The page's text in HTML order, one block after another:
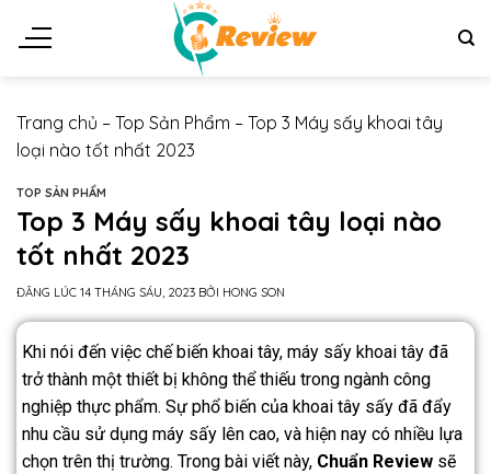
Trang chủ – Top Sản Phẩm – Top 3 Máy sấy khoai tây
loại nào tốt nhất 2023
TOP SẢN PHẨM
Top 3 Máy sấy khoai tây loại nào
tốt nhất 2023
ĐĂNG LÚC 14 THÁNG SÁU, 2023 BỞI HONG SON
Khi nói đến việc chế biến khoai tây, máy sấy khoai tây đã
trở thành một thiết bị không thể thiếu trong ngành công
nghiệp thực phẩm. Sự phổ biến của khoai tây sấy đã đẩy
nhu cầu sử dụng máy sấy lên cao, và hiện nay có nhiều lựa
chọn trên thị trường. Trong bài viết này, Chuẩn Review sẽ